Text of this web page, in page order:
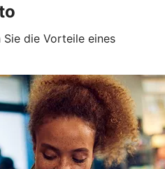
die Vorteile eines